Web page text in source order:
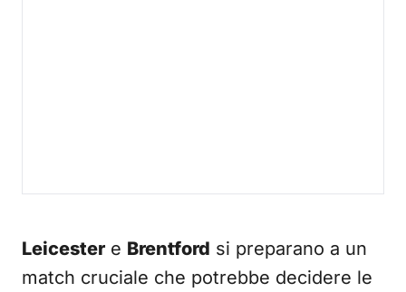
Leicester e Brentford si preparano a un
match cruciale che potrebbe decidere le